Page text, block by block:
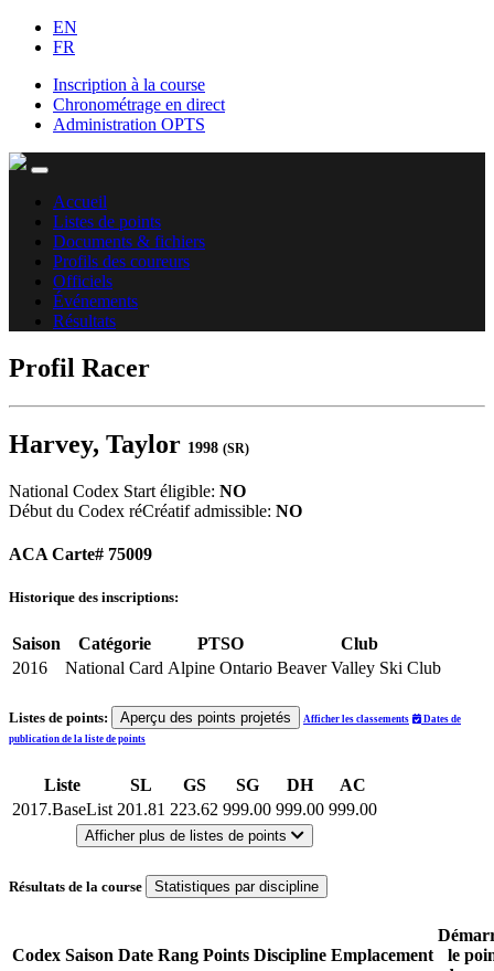
EN
FR
Inscription à la course
Chronométrage en direct
Administration OPTS
Accueil
Listes de points
Documents & fichiers
Profils des coureurs
Officiels
Événements
Résultats
Profil Racer
Harvey, Taylor 1998 (SR)
National Codex Start éligible: NO
Début du Codex réCréatif admissible: NO
ACA Carte# 75009
Historique des inscriptions:
Saison Catégorie PTSO
Club
2016
National Card Alpine Ontario Beaver Valley Ski Club
Listes de points: Aperçu des points projetés Afficher les classements
Dates de
publication de la liste de points
Liste SL GS SG DH
AC
2017.BaseList 201.81 223.62 999.00 999.00 999.00
Afficher plus de listes de points
Résultats de la course Statistiques par discipline
Codex Saison Date Rang Points Discipline Emplacement
le